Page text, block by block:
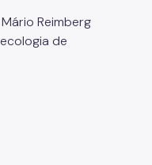
Reimberg
de